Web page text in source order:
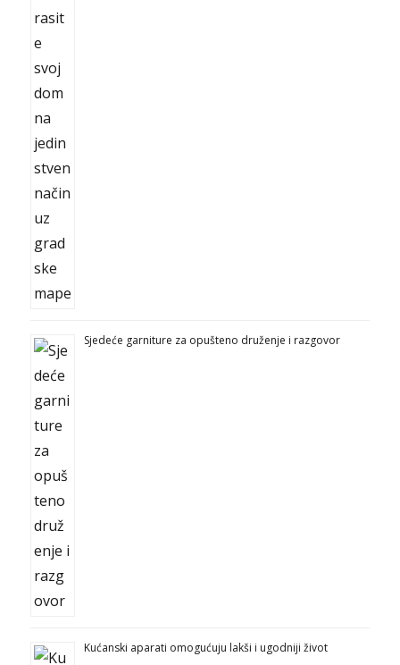
Sjedeće garniture za opušteno druženje i razgovor
Kućanski aparati omogućuju lakši i ugodniji život